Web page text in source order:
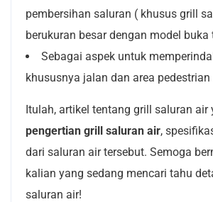
pembersihan saluran ( khusus grill
berukuran besar dengan model buka
Sebagai aspek untuk
khususnya jalan dan area
Itulah, artikel tentang grill saluran air
pengertian grill saluran air,
dari saluran air tersebut. Semoga
kalian yang sedang mencari tahu
saluran air!